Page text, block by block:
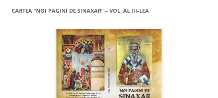
CARTEA ”NOI PAGINI DE SINAXAR” – VOL. AL III-LEA